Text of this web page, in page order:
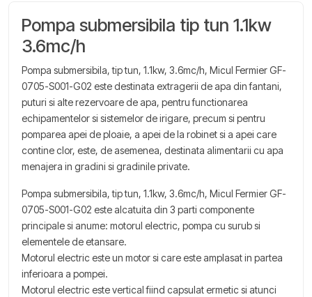
Pompa submersibila tip tun 1.1kw
3.6mc/h
Pompa submersibila, tip tun, 1.1kw, 3.6mc/h, Micul Fermier GF-
0705-S001-G02 este destinata extragerii de apa din fantani,
puturi si alte rezervoare de apa, pentru functionarea
echipamentelor si sistemelor de irigare, precum si pentru
pomparea apei de ploaie, a apei de la robinet si a apei care
contine clor, este, de asemenea, destinata alimentarii cu apa
menajera in gradini si gradinile private.
Pompa submersibila, tip tun, 1.1kw, 3.6mc/h, Micul Fermier GF-
0705-S001-G02 este alcatuita din 3 parti componente
principale si anume: motorul electric, pompa cu surub si
elementele de etansare.
Motorul electric este un motor si care este amplasat in partea
inferioara a pompei.
Motorul electric este vertical fiind capsulat ermetic si atunci